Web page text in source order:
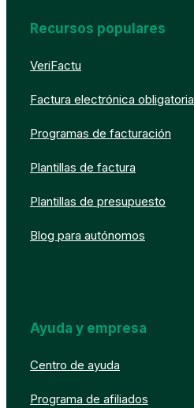
Recursos populares
VeriFactu
Factura electrónica obligatoria
Programas de facturación
Plantillas de factura
Plantillas de presupuesto
Blog para autónomos
Ayuda y empresa
Centro de ayuda
Programa de afiliados